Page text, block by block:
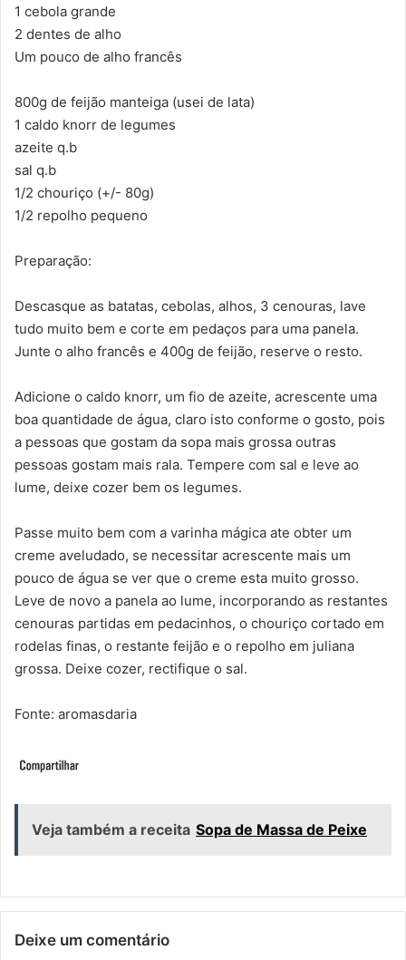
1 cebola grande
2 dentes de alho
Um pouco de alho francês
800g de feijão manteiga (usei de lata)
1 caldo knorr de legumes
azeite q.b
sal q.b
1/2 chouriço (+/- 80g)
1/2 repolho pequeno
Preparação:
Descasque as batatas, cebolas, alhos, 3 cenouras, lave
tudo muito bem e corte em pedaços para uma panela.
Junte o alho francês e 400g de feijão, reserve o resto.
Adicione o caldo knorr, um fio de azeite, acrescente uma
boa quantidade de água, claro isto conforme o gosto, pois
a pessoas que gostam da sopa mais grossa outras
pessoas gostam mais rala. Tempere com sal e leve ao
lume, deixe cozer bem os legumes.
Passe muito bem com a varinha mágica ate obter um
creme aveludado, se necessitar acrescente mais um
pouco de água se ver que o creme esta muito grosso.
Leve de novo a panela ao lume, incorporando as restantes
cenouras partidas em pedacinhos, o chouriço cortado em
rodelas finas, o restante feijão e o repolho em juliana
grossa. Deixe cozer, rectifique o sal.
Fonte: aromasdaria
Veja também a receita Sopa de Massa de Peixe
Deixe um comentário